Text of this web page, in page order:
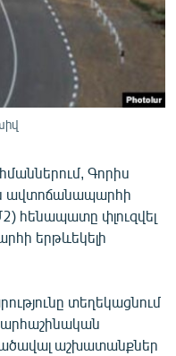
Գորիս
ավտոճանապարհի
հենապատը փլուզվել
երթևեկելի
տեղեկացնում
աշխատանքներ